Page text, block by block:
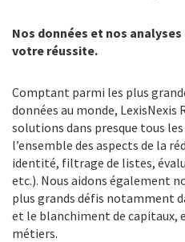
Nos données et nos
votre réussite.
Comptant parmi les plus
données au monde, LexisNexis
solutions dans presque tous
l’ensemble des aspects de la
identité, filtrage de listes,
etc.). Nous aidons également
plus grands défis notamment
et le blanchiment de capitaux,
métiers.